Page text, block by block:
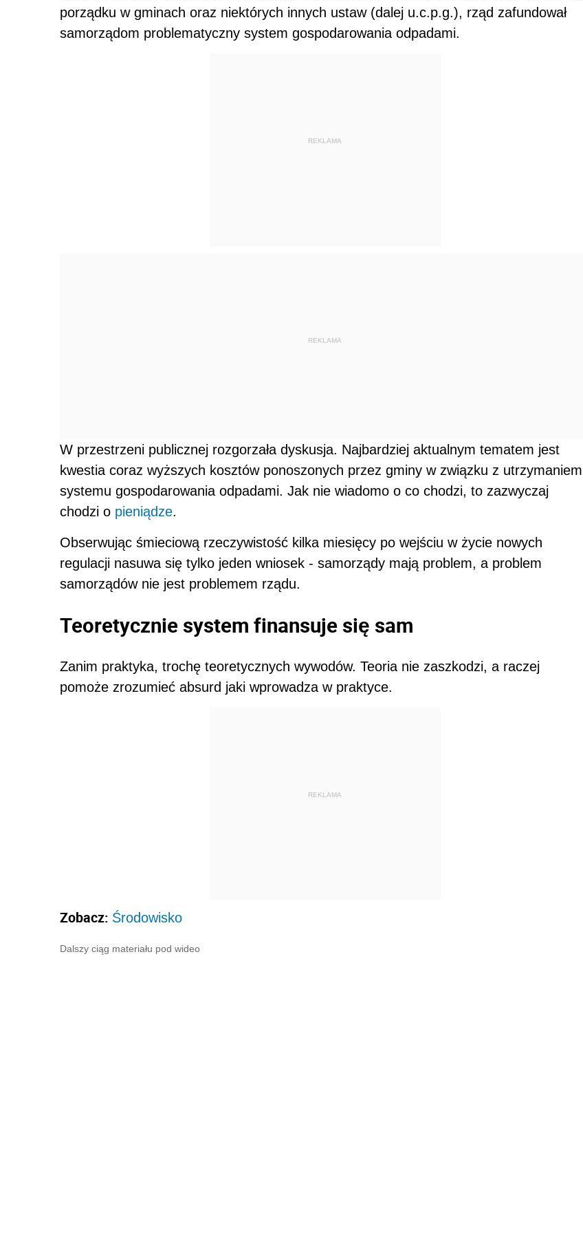
porządku w gminach oraz niektórych innych ustaw (dalej u.c.p.g.), rząd zafundował
samorządom problematyczny system gospodarowania odpadami.
REKLAMA
REKLAMA
W przestrzeni publicznej rozgorzała dyskusja. Najbardziej aktualnym tematem jest
kwestia coraz wyższych kosztów ponoszonych przez gminy w związku z utrzymaniem
systemu gospodarowania odpadami. Jak nie wiadomo o co chodzi, to zazwyczaj
chodzi o pieniądze.
Obserwując śmieciową rzeczywistość kilka miesięcy po wejściu w życie nowych
regulacji nasuwa się tylko jeden wniosek - samorządy mają problem, a problem
samorządów nie jest problemem rządu.
Teoretycznie system finansuje się sam
Zanim praktyka, trochę teoretycznych wywodów. Teoria nie zaszkodzi, a raczej
pomoże zrozumieć absurd jaki wprowadza w praktyce.
REKLAMA
Zobacz: Środowisko
Dalszy ciąg materiału pod wideo